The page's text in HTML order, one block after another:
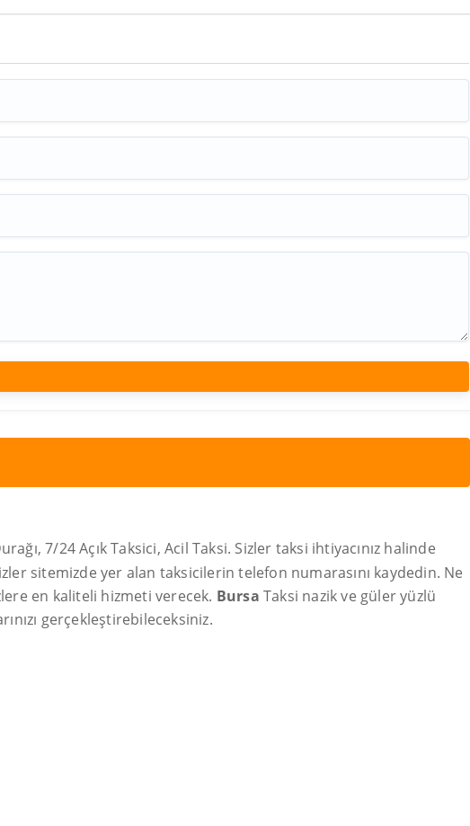
7/24 Açık Taksici, Acil Taksi. Sizler taksi ihtiyacınız halinde
sitemizde yer alan taksicilerin telefon numarasını kaydedin. Ne
en kaliteli hizmeti verecek. Bursa Taksi nazik ve güler yüzlü
gerçekleştirebileceksiniz.